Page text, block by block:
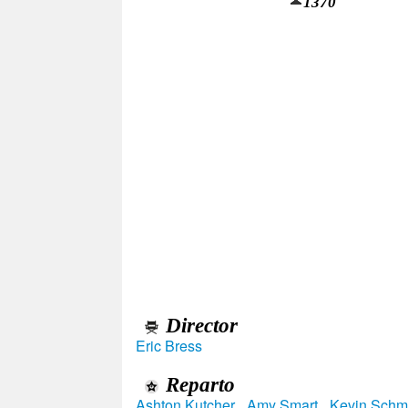
Director
Eric Bress
Reparto